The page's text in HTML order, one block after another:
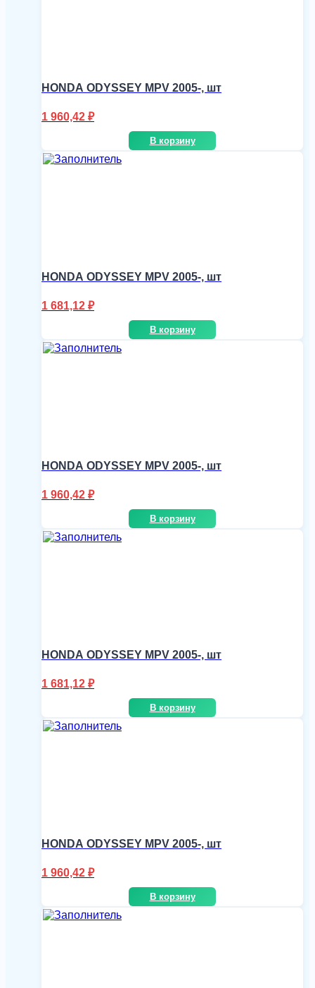
HONDA ODYSSEY MPV 2005-, шт
1 960,42 ₽
В корзину
HONDA ODYSSEY MPV 2005-, шт
1 681,12 ₽
В корзину
HONDA ODYSSEY MPV 2005-, шт
1 960,42 ₽
В корзину
HONDA ODYSSEY MPV 2005-, шт
1 681,12 ₽
В корзину
HONDA ODYSSEY MPV 2005-, шт
1 960,42 ₽
В корзину